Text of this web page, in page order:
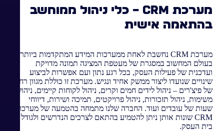
מערכת CRM – כלי ניהול ממוחשב
בהתאמה אישית
מערכת CRM נחשבת לאחת ממערכות המידע המתקדמות ביותר
בעולם המחשוב במסגרת של מעטפת המציגה תמונה מדויקת
ועדכנית של פעילות העסק, בכל רגע נתון ועם אפשרות לביצוע
שינויים שנועדו ליצור ממשק אחיד ונגיש. מערכת זו כוללת מגוון רחב
של פיצ'רים – ניהול לידים חמים וקרים, ניהול לקוחות קיימים, ניהול
משימות, ניהול תזכורות, ניהול פרויקטים, תמיכה ושירות, דיווחי
שעות של עובדים ועוד. החברה שלנו מתמחה בהטמעה של מערכות
CRM שונות אותן ניתן להטמיע בהתאם לצרכים הנדרשים ולגודל
בית העסק.